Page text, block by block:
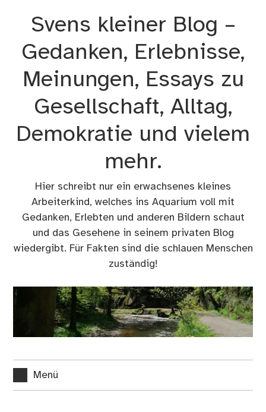
Svens kleiner Blog –
Gedanken, Erlebnisse,
Meinungen, Essays zu
Gesellschaft, Alltag,
Demokratie und vielem
mehr.
Hier schreibt nur ein erwachsenes kleines
Arbeiterkind, welches ins Aquarium voll mit
Gedanken, Erlebten und anderen Bildern schaut
und das Gesehene in seinem privaten Blog
wiedergibt. Für Fakten sind die schlauen Menschen
zuständig!
Menü